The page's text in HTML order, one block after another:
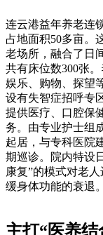
连云港益年养老连
占地面积50多亩。
老场所，融合了日
共有床位数300张
娱乐、购物、探望
设有失智症招呼专
提供医疗、口腔保
务。由专业护士组
起居，与专科医院
期巡诊。院内特设
康复”的模式对老
缓身体功能的衰退。
主打“医养